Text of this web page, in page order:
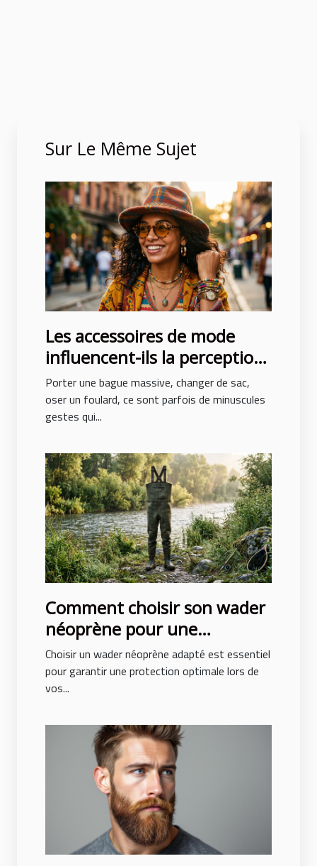
Sur Le Même Sujet
Les accessoires de mode
influencent-ils la perception
de soi ?
Porter une bague massive, changer de sac,
oser un foulard, ce sont parfois de minuscules
gestes qui...
Comment choisir son wader
néoprène pour une
protection optimale ?
Choisir un wader néoprène adapté est essentiel
pour garantir une protection optimale lors de
vos...